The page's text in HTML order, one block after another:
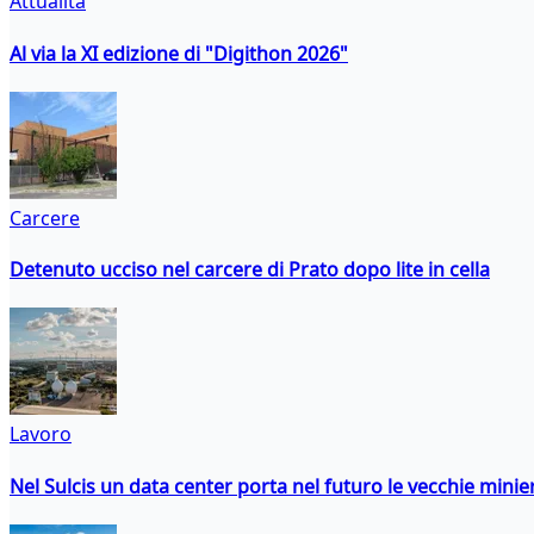
Al via la XI edizione di "Digithon 2026"
Carcere
Detenuto ucciso nel carcere di Prato dopo lite in cella
Lavoro
Nel Sulcis un data center porta nel futuro le vecchie